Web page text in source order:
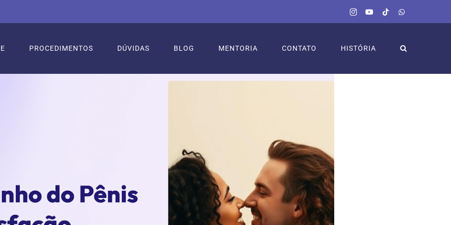
InstagramYouTubeTiktokWhatsApp
PROCEDIMENTOS DÚVIDAS BLOG MENTORIA CONTATO HISTÓRIA